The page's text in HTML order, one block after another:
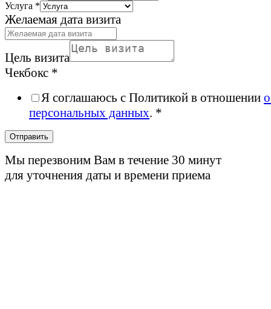
Услуга *
Желаемая дата визита
Цель визита
Чекбокс *
Я соглашаюсь с Политикой в отношении
персональных данных. *
Отправить
Мы перезвоним Вам в течение 30 минут
для уточнения даты и времени приема